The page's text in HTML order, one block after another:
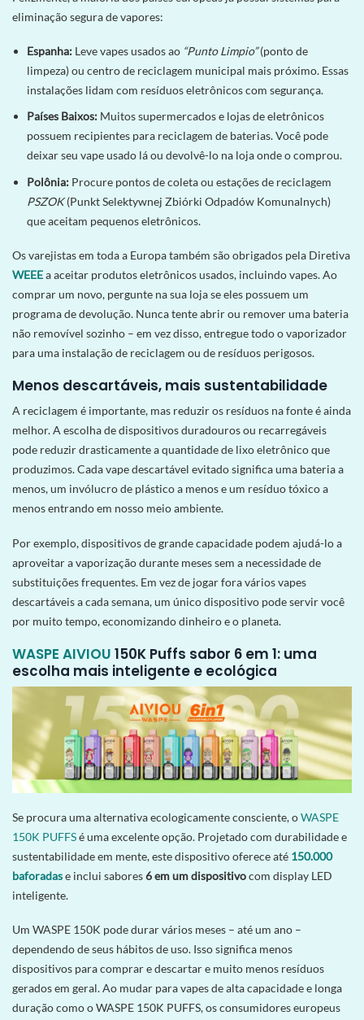
eliminação segura de vapores:
Espanha: Leve vapes usados ao “Punto Limpio”(ponto de
limpeza) ou centro de reciclagem municipal mais próximo. Essas
instalações lidam com resíduos eletrônicos com segurança.
Países Baixos: Muitos supermercados e lojas de eletrônicos
possuem recipientes para reciclagem de baterias. Você pode
deixar seu vape usado lá ou devolvê-lo na loja onde o comprou.
Polônia: Procure pontos de coleta ou estações de reciclagem
PSZOK(Punkt Selektywnej Zbiórki Odpadów Komunalnych)
que aceitam pequenos eletrônicos.
Os varejistas em toda a Europa também são obrigados pela Diretiva
WEEEa aceitar produtos eletrônicos usados, incluindo vapes. Ao
comprar um novo, pergunte na sua loja se eles possuem um
programa de devolução. Nunca tente abrir ou remover uma bateria
não removível sozinho – em vez disso, entregue todo o vaporizador
para uma instalação de reciclagem ou de resíduos perigosos.
Menos descartáveis, mais sustentabilidade
A reciclagem é importante, mas reduzir os resíduos na fonte é ainda
melhor. A escolha de dispositivos duradouros ou recarregáveis ​​
pode reduzir drasticamente a quantidade de lixo eletrônico que
produzimos. Cada vape descartável evitado significa uma bateria a
menos, um invólucro de plástico a menos e um resíduo tóxico a
menos entrando em nosso meio ambiente.
Por exemplo, dispositivos de grande capacidade podem ajudá-lo a
aproveitar a vaporização durante meses sem a necessidade de
substituições frequentes. Em vez de jogar fora vários vapes
descartáveis ​​a cada semana, um único dispositivo pode servir você
por muito tempo, economizando dinheiro e o planeta.
WASPE AIVIOU 150K Puffs sabor 6 em 1: uma
escolha mais inteligente e ecológica
Se procura uma alternativa ecologicamente consciente, oWASPE
150K PUFFSé uma excelente opção. Projetado com durabilidade e
sustentabilidade em mente, este dispositivo oferece até 150.000
baforadase inclui sabores6 em um dispositivocom display LED
inteligente.
Um WASPE 150K pode durar vários meses – até um ano –
dependendo de seus hábitos de uso. Isso significa menos
dispositivos para comprar e descartar e muito menos resíduos
gerados em geral. Ao mudar para vapes de alta capacidade e longa
duração como o WASPE 150K PUFFS, os consumidores europeus